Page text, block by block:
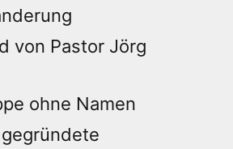
von Pastor Jörg
ohne Namen